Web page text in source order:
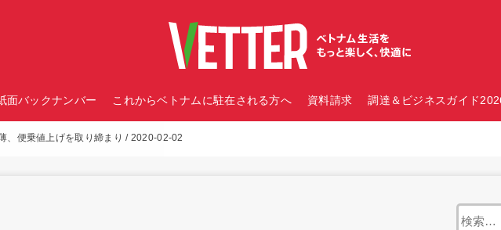
面バックナンバー これからベトナムに駐在される方へ 資料請求 調達＆ビジネスガイド
、便乗値上げを取り締まり / 2020-02-02